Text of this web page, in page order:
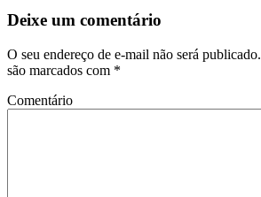
Deixe um comentário
O seu endereço de e-mail não será publicado.
são marcados com *
Comentário